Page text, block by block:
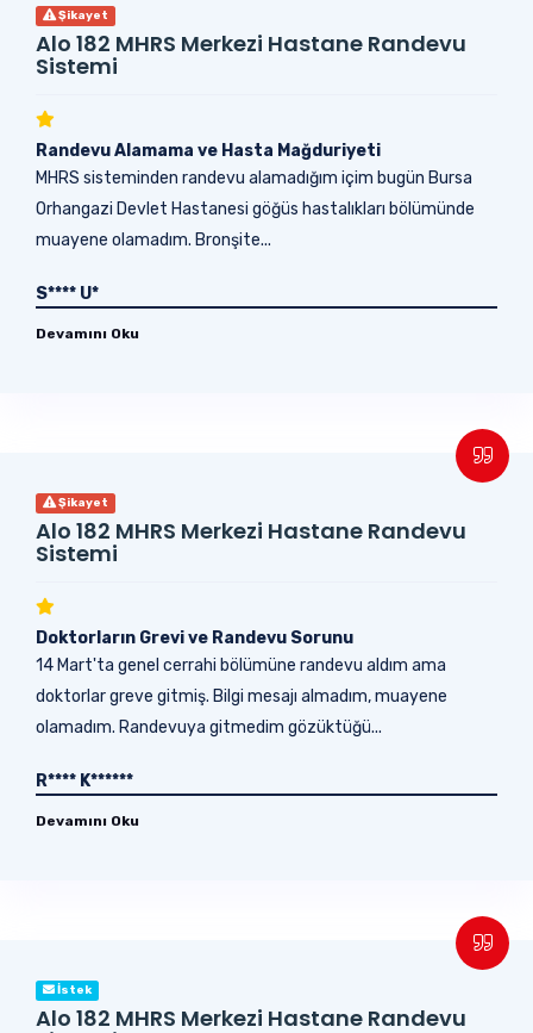
Şikayet
Alo 182 MHRS Merkezi Hastane Randevu
Sistemi
Randevu Alamama ve Hasta Mağduriyeti
MHRS sisteminden randevu alamadığım içim bugün Bursa
Orhangazi Devlet Hastanesi göğüs hastalıkları bölümünde
muayene olamadım. Bronşite...
S**** U*
Devamını Oku
Şikayet
Alo 182 MHRS Merkezi Hastane Randevu
Sistemi
Doktorların Grevi ve Randevu Sorunu
14 Mart'ta genel cerrahi bölümüne randevu aldım ama
doktorlar greve gitmiş. Bilgi mesajı almadım, muayene
olamadım. Randevuya gitmedim gözüktüğü...
R**** K******
Devamını Oku
İstek
Alo 182 MHRS Merkezi Hastane Randevu